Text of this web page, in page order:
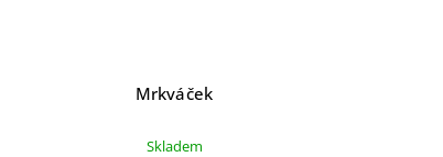
Mrkváček
Skladem